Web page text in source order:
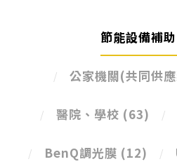
節能設備補助
公家機關(共同供
醫院、學校 (63)
BenQ調光膜 (12)